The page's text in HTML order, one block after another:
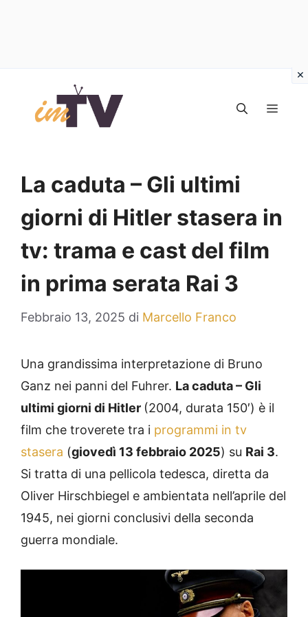
contenuto
La caduta – Gli ultimi
giorni di Hitler stasera in
tv: trama e cast del film
in prima serata Rai 3
Febbraio 13, 2025 di Marcello Franco
Una grandissima interpretazione di Bruno
Ganz nei panni del Fuhrer. La caduta – Gli
ultimi giorni di Hitler (2004, durata 150′) è il
film che troverete tra i programmi in tv
stasera (giovedì 13 febbraio 2025) su Rai 3.
Si tratta di una pellicola tedesca, diretta da
Oliver Hirschbiegel e ambientata nell’aprile del
1945, nei giorni conclusivi della seconda
guerra mondiale.